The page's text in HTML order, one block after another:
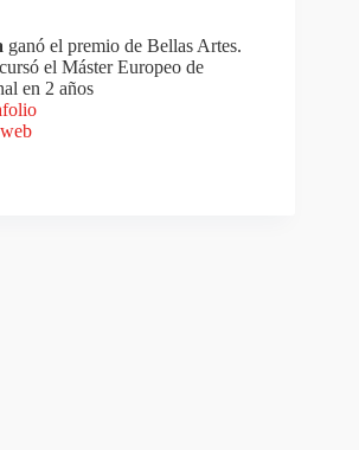
ganó el premio de Bellas Artes.
el Máster Europeo de
en 2 años